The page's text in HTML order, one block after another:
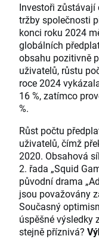
Investoři
tržby společnosti
konci roku 2024
globálních
obsahu pozitivně
uživatelů, růstu
roce 2024
16 %, zatímco
%.
Růst počtu
uživatelů, čímž
2020. Obsahová
2. řada „Squid
původní drama
jsou považovány
Současný
úspěšné výsledky
stejně příznivá?